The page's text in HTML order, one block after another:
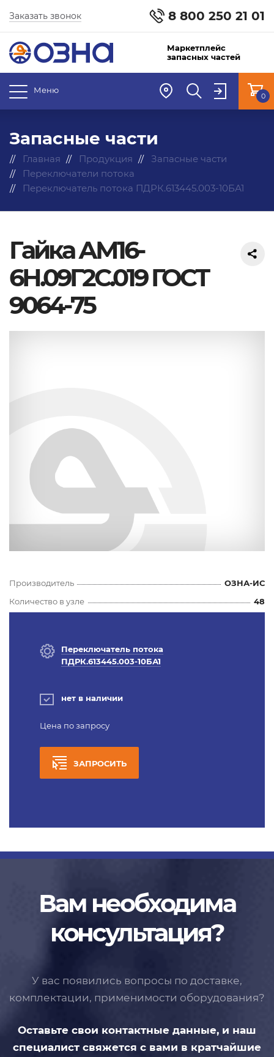
8 800 250 21 01
Заказать звонок
Маркетплейс
запасных частей
Меню
0
Запасные части
Главная Продукция
Запасные части
Переключатели потока
Переключатель потока ПДРК.613445.003-10БА1
Гайка АМ16-
6Н.09Г2С.019 ГОСТ
9064-75
Производитель
ОЗНА-ИС
Количество в узле
48
Переключатель потока
ПДРК.613445.003-10БА1
нет в наличии
Цена по запросу
ЗАПРОСИТЬ
Вам необходима
консультация?
У вас появились вопросы по доставке,
комплектации, применимости оборудования?
Оставьте свои контактные данные, и наш
специалист свяжется с вами в кратчайшие